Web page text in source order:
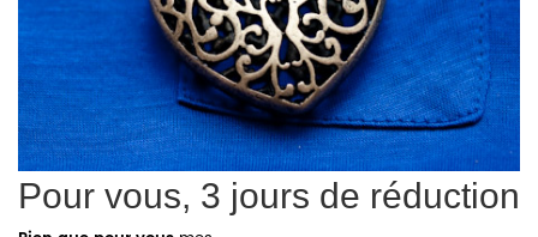
Pour vous, 3 jours de réduction